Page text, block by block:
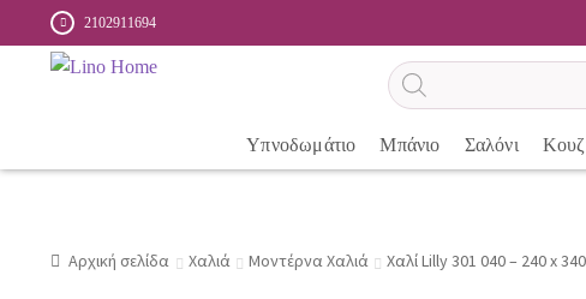
2102911694
Αναζήτηση
προϊόντων
Υπνοδωμάτιο Μπάνιο Σαλόνι
Αρχική σελίδα Χαλιά Μοντέρνα Χαλιά Χαλί Lilly 301 040 – 240 x